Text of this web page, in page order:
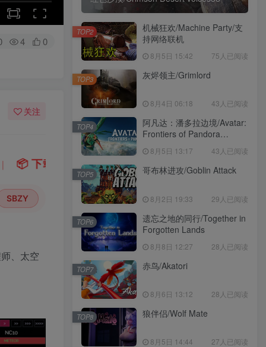
4 0
关注
正在上传中 ，请稍后再查看 ~ ｜
SBZY
、太空
机械狂欢/Machine Party/支
持网络联机
8月5日 15:42 75人已阅读
TOP2
灰烬领主/Grimlord
8月4日 06:18 43人已阅读
TOP3
阿凡达：潘多拉边境/Avatar:
Frontiers of Pandora
8月5日 13:17 43人已阅读
TOP4
哥布林进攻/Goblin Attack
8月2日 19:33 29人已阅读
TOP5
遗忘之地的同行/Together in
Forgotten Lands
8月8日 12:27 28人已阅读
TOP6
赤鸟/Akatori
8月6日 13:12 28人已阅读
TOP7
狼伴侣/Wolf Mate
8月5日 14:44 27人已阅读
TOP8